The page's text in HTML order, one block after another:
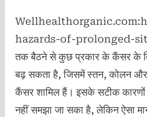
hazards-of-prolonged-
तक बैठने से कुछ प्रकार के कैंसर के
बढ़ सकता है, जिसमें स्तन, कोलन और
कैंसर शामिल हैं। इसके सटीक कारणों
नहीं समझा जा सका है, लेकिन ऐसा